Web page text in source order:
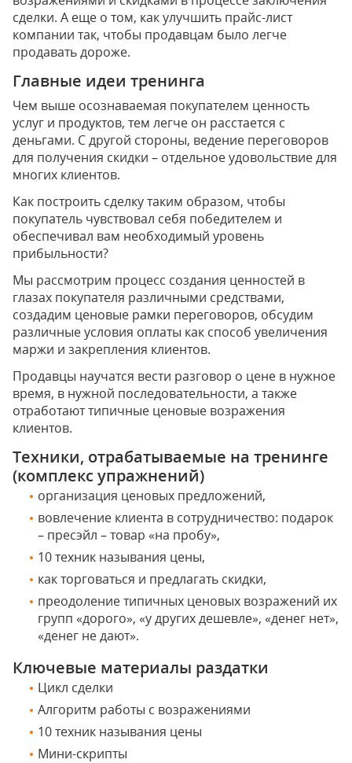
сделки. А еще о том, как улучшить прайс-лист
компании так, чтобы продавцам было легче
продавать дороже.
Главные идеи тренинга
Чем выше осознаваемая покупателем ценность
услуг и продуктов, тем легче он расстается с
деньгами. С другой стороны, ведение переговоров
для получения скидки – отдельное удовольствие для
многих клиентов.
Как построить сделку таким образом, чтобы
покупатель чувствовал себя победителем и
обеспечивал вам необходимый уровень
прибыльности?
Мы рассмотрим процесс создания ценностей в
глазах покупателя различными средствами,
создадим ценовые рамки переговоров, обсудим
различные условия оплаты как способ увеличения
маржи и закрепления клиентов.
Продавцы научатся вести разговор о цене в нужное
время, в нужной последовательности, а также
отработают типичные ценовые возражения
клиентов.
Техники, отрабатываемые на тренинге
(комплекс упражнений)
организация ценовых предложений,
вовлечение клиента в сотрудничество: подарок
– пресэйл – товар «на пробу»,
10 техник называния цены,
как торговаться и предлагать скидки,
преодоление типичных ценовых возражений их
групп «дорого», «у других дешевле», «денег нет»,
«денег не дают».
Ключевые материалы раздатки
Цикл сделки
Алгоритм работы с возражениями
10 техник называния цены
Мини-скрипты